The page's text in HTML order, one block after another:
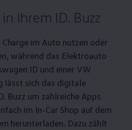
in Ihrem ID. Buzz
im Auto nutzen oder
während das Elektroauto
ID und einer VW
lässt sich das digitale
Buzz um zahlreiche Apps
im In-Car Shop auf dem
herunterladen. Dazu zählt